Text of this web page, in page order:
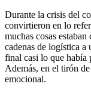
Durante la crisis del
convirtieron en lo
muchas cosas
cadenas de logística a
final casi lo que había
Además, en el tirón
emocional.